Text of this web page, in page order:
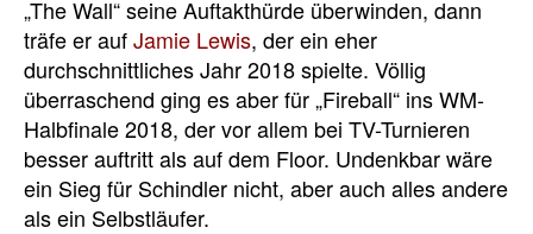
„The Wall“ seine Auftakthürde überwinden, dann
träfe er aufJamie Lewis, der ein eher
durchschnittliches Jahr 2018 spielte. Völlig
überraschend ging es aber für „Fireball“ ins WM-
Halbfinale 2018, der vor allem bei TV-Turnieren
besser auftritt als auf dem Floor. Undenkbar wäre
ein Sieg für Schindler nicht, aber auch alles andere
als ein Selbstläufer.